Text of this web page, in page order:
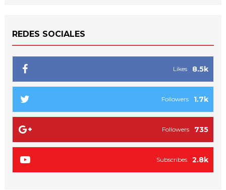
REDES SOCIALES
8.5k
Likes
1.7k
Followers
735
Followers
2.8k
Subscribes